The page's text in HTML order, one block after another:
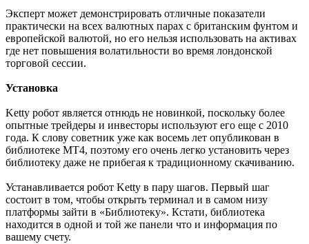
Эксперт может демонстрировать отличные показатели
практически на всех валютных парах с британским фунтом и
европейской валютой, но его нельзя использовать на активах
где нет повышения волатильности во время лондонской
торговой сессии.
Установка
Ketty робот является отнюдь не новинкой, поскольку более
опытные трейдеры и инвесторы используют его еще с 2010
года. К слову советник уже как восемь лет опубликован в
библиотеке МТ4, поэтому его очень легко установить через
библиотеку даже не прибегая к традиционному скачиванию.
Устанавливается робот Ketty в пару шагов. Первый шаг
состоит в том, чтобы открыть терминал и в самом низу
платформы зайти в «Библиотеку». Кстати, библиотека
находится в одной и той же панели что и информация по
вашему счету.